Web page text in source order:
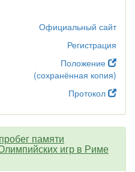
Официальный сайт
Регистрация
Положение
(сохранённая копия)
Протокол
памяти
игр в Риме